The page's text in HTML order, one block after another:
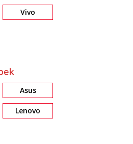
Review Galaxy A37 5G:
Vivo
Asus
Lenovo